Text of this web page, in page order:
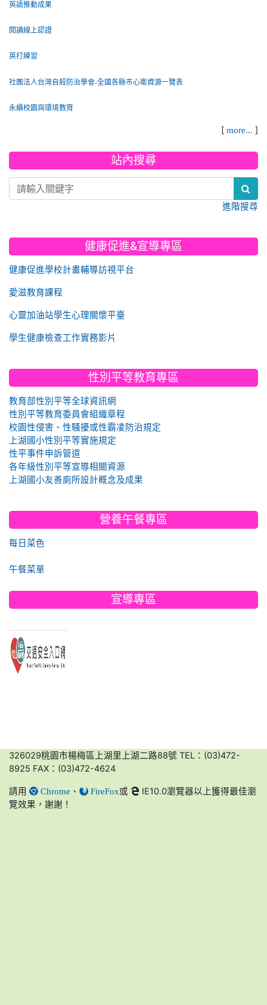
英語推動成果
閱讀線上認證
英打練習
社團法人台灣自殺防治學會-全國各縣市心衛資源一覽表
永續校園與環境教育
[ more... ]
站內搜尋
進階搜尋
健康促進&宣導專區
健康促進學校計畫輔導訪視平台
愛滋教育課程
心靈加油站學生心理關懷平臺
學生健康檢查工作實務影片
性別平等教育專區
教育部性別平等全球資訊網
性別平等教育委員會組織章程
校園性侵害、性騷擾或性霸凌防治規定
上湖國小性別平等實施規定
性平事件申訴管道
各年級性別平等宣導相關資源
上湖國小友善廁所設計概念及成果
營養午餐專區
每日菜色
午餐菜單
宣導專區
326029桃園市楊梅區上湖里上湖二路88號 TEL：(03)472-
8925 FAX：(03)472-4624
請用 Chrome 、 FireFox或
IE10.0瀏覽器以上獲得最佳瀏
覽效果，謝謝！